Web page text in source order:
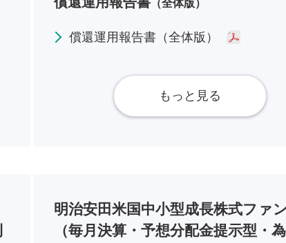
（全体版）
償還運用報告書（全体版）
もっと見る
明治安田米国中小型成長株式ファ
（毎月決算・予想分配金提示型・